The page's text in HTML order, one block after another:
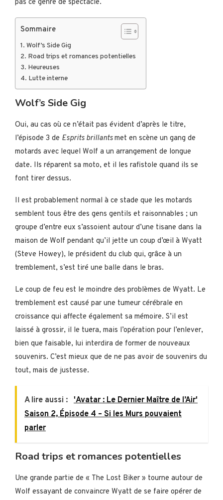
pas ce genre de spectacle.
Sommaire
Wolf’s Side Gig
Road trips et romances potentielles
Heureuses
Lutte interne
Wolf’s Side Gig
Oui, au cas où ce n’était pas évident d’après le titre,
l’épisode 3 de Esprits brillantsmet en scène un gang de
motards avec lequel Wolf a un arrangement de longue
date. Ils réparent sa moto, et il les rafistole quand ils se
font tirer dessus.
Il est probablement normal à ce stade que les motards
semblent tous être des gens gentils et raisonnables ; un
groupe d’entre eux s’assoient autour d’une tisane dans la
maison de Wolf pendant qu’il jette un coup d’œil à Wyatt
(Steve Howey), le président du club qui, grâce à un
tremblement, s’est tiré une balle dans le bras.
Le coup de feu est le moindre des problèmes de Wyatt. Le
tremblement est causé par une tumeur cérébrale en
croissance qui affecte également sa mémoire. S’il est
laissé à grossir, il le tuera, mais l’opération pour l’enlever,
bien que faisable, lui interdira de former de nouveaux
souvenirs. C’est mieux que de ne pas avoir de souvenirs du
tout, mais de justesse.
A lire aussi : 'Avatar : Le Dernier Maître de l’Air'
Saison 2, Épisode 4 – Si les Murs pouvaient
parler
Road trips et romances potentielles
Une grande partie de « The Lost Biker » tourne autour de
Wolf essayant de convaincre Wyatt de se faire opérer de